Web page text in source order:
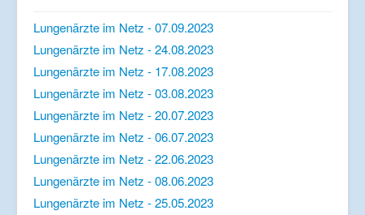
Lungenärzte im Netz - 07.09.2023
Lungenärzte im Netz - 24.08.2023
Lungenärzte im Netz - 17.08.2023
Lungenärzte im Netz - 03.08.2023
Lungenärzte im Netz - 20.07.2023
Lungenärzte im Netz - 06.07.2023
Lungenärzte im Netz - 22.06.2023
Lungenärzte im Netz - 08.06.2023
Lungenärzte im Netz - 25.05.2023